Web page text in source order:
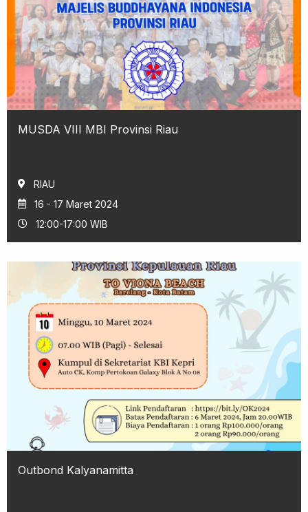
MUSDA VIII MBI Provinsi Riau
RIAU
16 - 17 Maret 2024
12:00-17:00 WIB
Outbond Kalyanamitta